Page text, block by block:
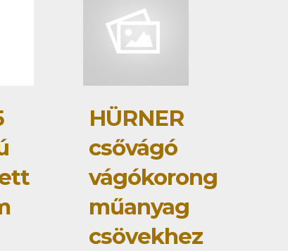
HÜRNER
csővágó
vágókorong
műanyag
csövekhez